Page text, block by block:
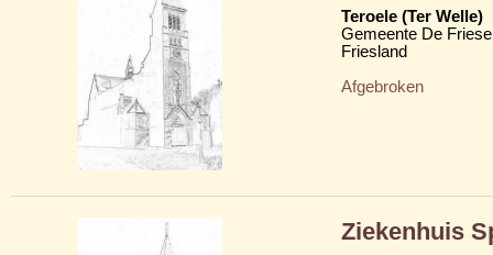
Teroele (Ter Welle)
Gemeente De
Friesland
Afgebroken
Ziekenhuis